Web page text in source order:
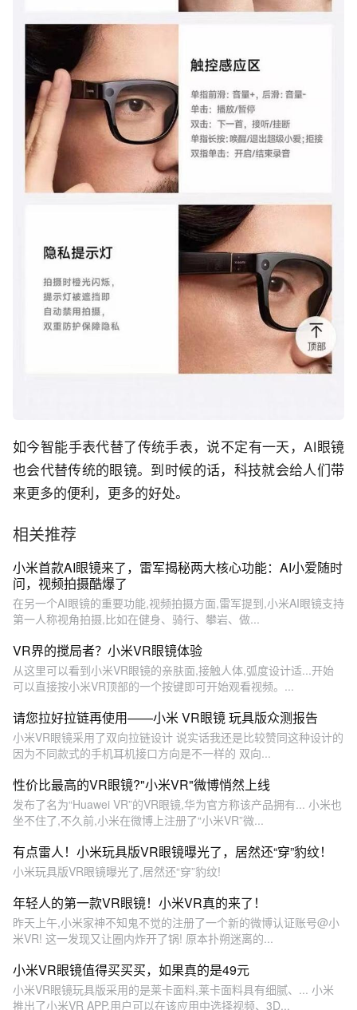
如今智能手表代替了传统手表，说不定有一天，AI眼镜
也会代替传统的眼镜。到时候的话，科技就会给人们带
来更多的便利，更多的好处。
相关推荐
小米首款AI眼镜来了，雷军揭秘两大核心功能：AI小爱随时
问，视频拍摄酷爆了
在另一个AI眼镜的重要功能,视频拍摄方面,雷军提到,小米AI眼镜支持
第一人称视角拍摄,比如在健身、骑行、攀岩、做...
VR界的搅局者？小米VR眼镜体验
从这里可以看到小米VR眼镜的亲肤面,接触人体,弧度设计适...开始
可以直接按小米VR顶部的一个按键即可开始观看视频。...
请您拉好拉链再使用——小米 VR眼镜 玩具版众测报告
小米VR眼镜采用了双向拉链设计 说实话我还是比较赞同这种设计的
因为不同款式的手机耳机接口方向是不一样的 双向...
性价比最高的VR眼镜?"小米VR"微博悄然上线
发布了名为“Huawei VR”的VR眼镜,华为官方称该产品拥有... 小米也
坐不住了,不久前,小米在微博上注册了“小米VR”微...
有点雷人！小米玩具版VR眼镜曝光了，居然还“穿”豹纹！
小米玩具版VR眼镜曝光了,居然还“穿”豹纹!
年轻人的第一款VR眼镜！小米VR真的来了！
昨天上午,小米家神不知鬼不觉的注册了一个新的微博认证账号@小
米VR! 这一发现又让圈内炸开了锅! 原本扑朔迷离的...
小米VR眼镜值得买买买，如果真的是49元
小米VR眼镜玩具版采用的是莱卡面料,莱卡面料具有细腻、... 小米
推出了小米VR APP,用户可以在该应用中选择视频、3D...